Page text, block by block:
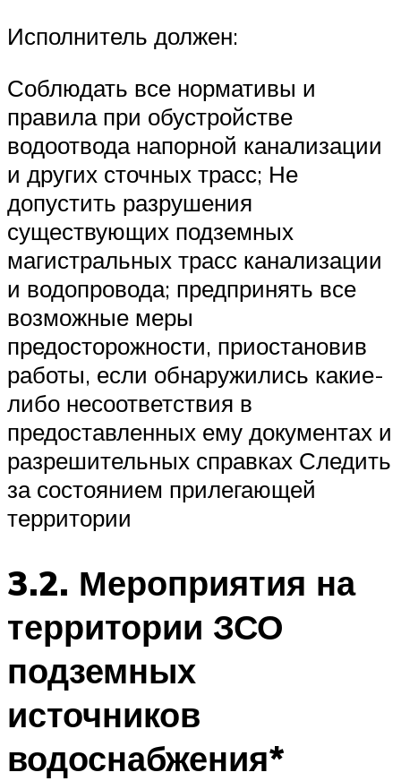
Исполнитель должен:
Соблюдать все нормативы и
правила при обустройстве
водоотвода напорной канализации
и других сточных трасс; Не
допустить разрушения
существующих подземных
магистральных трасс канализации
и водопровода; предпринять все
возможные меры
предосторожности, приостановив
работы, если обнаружились какие-
либо несоответствия в
предоставленных ему документах и
разрешительных справках Следить
за состоянием прилегающей
территории
3.2. Мероприятия на
территории ЗСО
подземных
источников
водоснабжения*